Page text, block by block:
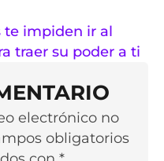
te impiden ir al
traer su poder a ti
electrónico no
obligatorios